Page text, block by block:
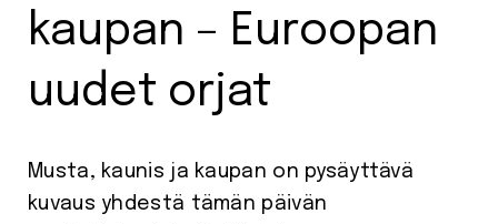
kaupan – Euroopan
uudet orjat
Musta, kaunis ja kaupan on pysäyttävä
kuvaus yhdestä tämän päivän